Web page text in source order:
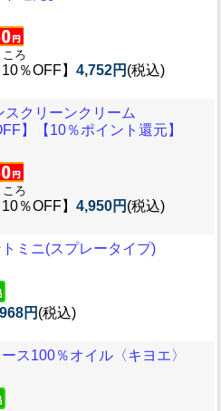
ろ
％OFF】 4,752円 (税込)
スクリーンクリーム
】【10％ポイント還元】
ろ
％OFF】 4,950円 (税込)
ミニ(スプレータイプ)
円 (税込)
ス100％オイル〈キヨエ〉